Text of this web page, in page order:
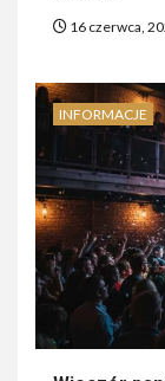
16 czerwca,
INFORMACJE